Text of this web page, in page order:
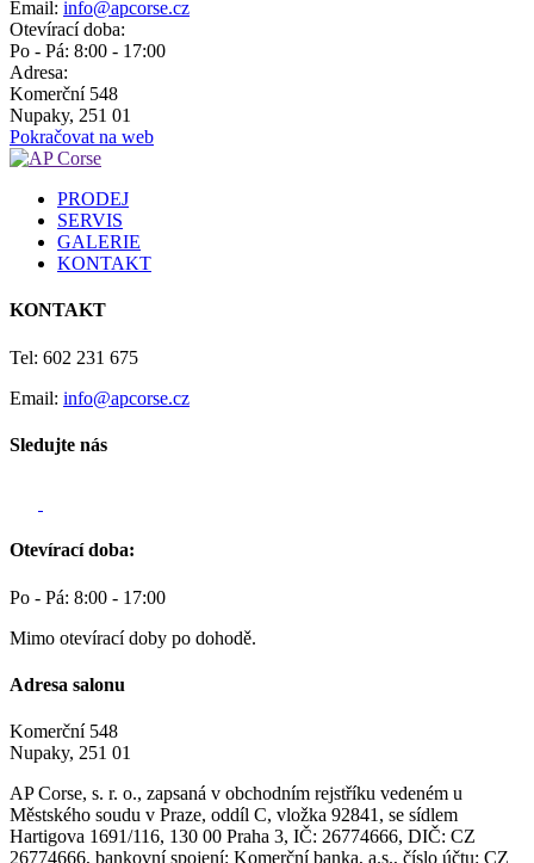
Email: info@apcorse.cz
Otevírací doba:
Po - Pá: 8:00 - 17:00
Adresa:
Komerční 548
Nupaky, 251 01
Pokračovat na web
PRODEJ
SERVIS
GALERIE
KONTAKT
KONTAKT
Tel: 602 231 675
Email: info@apcorse.cz
Sledujte nás
Otevírací doba:
Po - Pá: 8:00 - 17:00
Mimo otevírací doby po dohodě.
Adresa salonu
Komerční 548
Nupaky, 251 01
AP Corse, s. r. o., zapsaná v obchodním rejstříku vedeném u
Městského soudu v Praze, oddíl C, vložka 92841, se sídlem
Hartigova 1691/116, 130 00 Praha 3, IČ: 26774666, DIČ: CZ
26774666, bankovní spojení: Komerční banka, a.s., číslo účtu: CZ